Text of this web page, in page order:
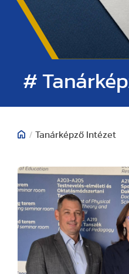
#
/ Tanárképző Intézet